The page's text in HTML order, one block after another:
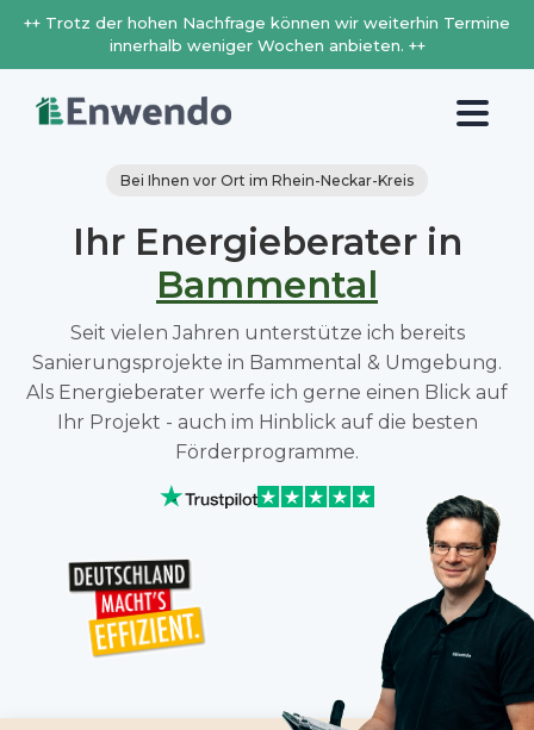
++ Trotz der hohen Nachfrage können wir weiterhin Termine
innerhalb weniger Wochen anbieten. ++
Bei Ihnen vor Ort im Rhein-Neckar-Kreis
Ihr Energieberater in
Bammental
Seit vielen Jahren unterstütze ich bereits
Sanierungsprojekte in Bammental & Umgebung.
Als Energieberater werfe ich gerne einen Blick auf
Ihr Projekt - auch im Hinblick auf die besten
Förderprogramme.